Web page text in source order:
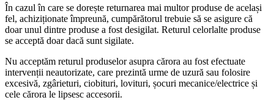
În cazul în care se dorește returnarea mai multor produse de același
fel, achiziționate împreună, cumpărătorul trebuie să se asigure că
doar unul dintre produse a fost desigilat. Returul celorlalte produse
se acceptă doar dacă sunt sigilate.
Nu acceptăm returul produselor asupra cărora au fost efectuate
intervenții neautorizate, care prezintă urme de uzură sau folosire
excesivă, zgârieturi, ciobituri, lovituri, șocuri mecanice/electrice și
cele cărora le lipsesc accesorii.